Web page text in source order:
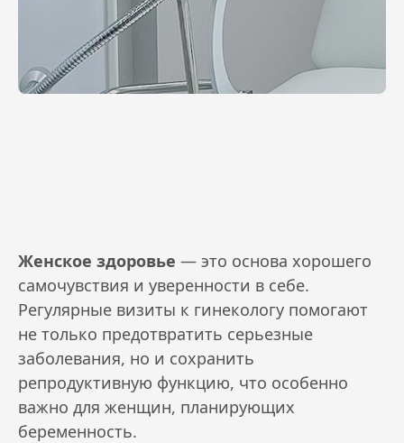
Женское здоровье — это основа хорошего
самочувствия и уверенности в себе.
Регулярные визиты к гинекологу помогают
не только предотвратить серьезные
заболевания, но и сохранить
репродуктивную функцию, что особенно
важно для женщин, планирующих
беременность.